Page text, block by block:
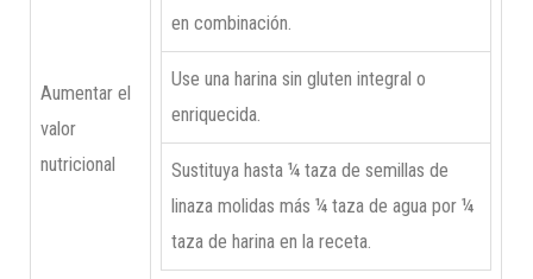
Aumentar el
valor
nutricional
en combinación.
Use una harina sin gluten integral o
enriquecida.
Sustituya hasta ¼ taza de semillas de
linaza molidas más ¼ taza de agua por ¼
taza de harina en la receta.